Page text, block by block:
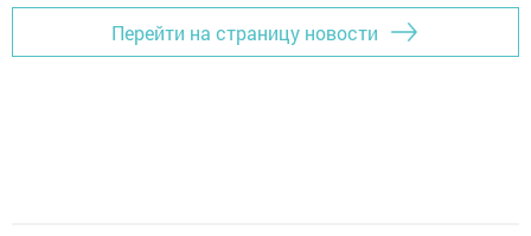
Перейти на страницу новости